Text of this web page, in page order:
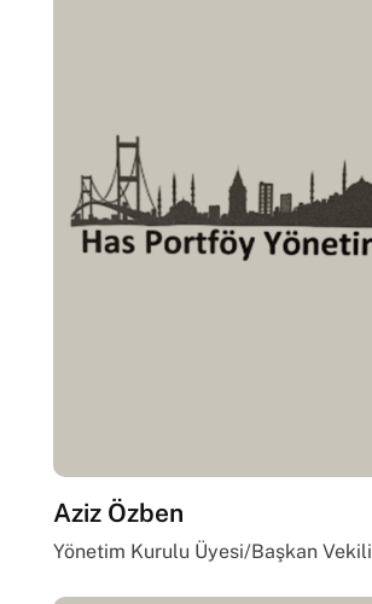
Aziz Özben
Yönetim Kurulu Üyesi/Başkan Vekili